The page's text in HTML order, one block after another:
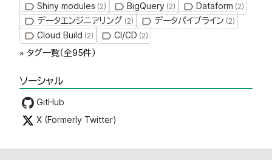
Shiny modules (2) BigQuery (2) Dataform (2)
データエンジニアリング (2) データパイプライン (2)
Cloud Build (2) CI/CD (2)
» タグ一覧（全95件）
ソーシャル
GitHub
X (Formerly Twitter)